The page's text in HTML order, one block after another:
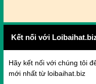
Kết nối với
Hãy kết nối với chúng tôi
mới nhất từ loibaihat.biz